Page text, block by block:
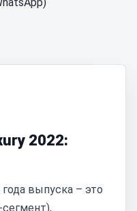
2022:
выпуска – это